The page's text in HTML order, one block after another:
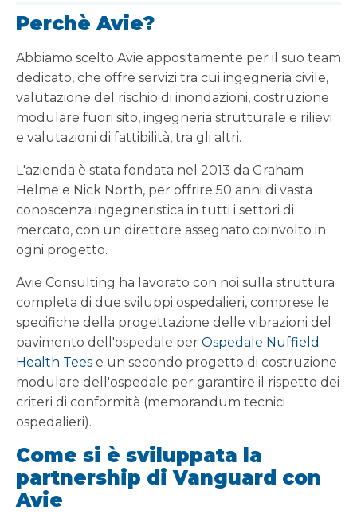
Perchè Avie?
Abbiamo scelto Avie appositamente per il suo team
dedicato, che offre servizi tra cui ingegneria civile,
valutazione del rischio di inondazioni, costruzione
modulare fuori sito, ingegneria strutturale e rilievi
e valutazioni di fattibilità, tra gli altri.
L'azienda è stata fondata nel 2013 da Graham
Helme e Nick North, per offrire 50 anni di vasta
conoscenza ingegneristica in tutti i settori di
mercato, con un direttore assegnato coinvolto in
ogni progetto.
Avie Consulting ha lavorato con noi sulla struttura
completa di due sviluppi ospedalieri, comprese le
specifiche della progettazione delle vibrazioni del
pavimento dell'ospedale per Ospedale Nuffield
Health Tees e un secondo progetto di costruzione
modulare dell'ospedale per garantire il rispetto dei
criteri di conformità (memorandum tecnici
ospedalieri).
Come si è sviluppata la
partnership di Vanguard con
Avie